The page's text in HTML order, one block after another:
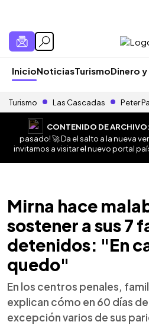
InicioNoticiasTurismoDinero
Turismo Las Cascadas Peter
CONTENIDO DE ARCHIVO:
pasado! 🚀 Da el salto a la nueva
invitamos a visitar el nuevo portal
Mirna hace
sostener a sus 7
detenidos: "En
quedo"
En los centros penales,
explican cómo en 60 días
excepción varios de sus